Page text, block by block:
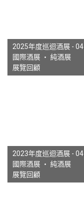
2025年度巡迴酒展 -
國際酒展 ‧ 純酒展
展覽回顧
2023年度巡迴酒展 -
國際酒展 ‧ 純酒展
展覽回顧